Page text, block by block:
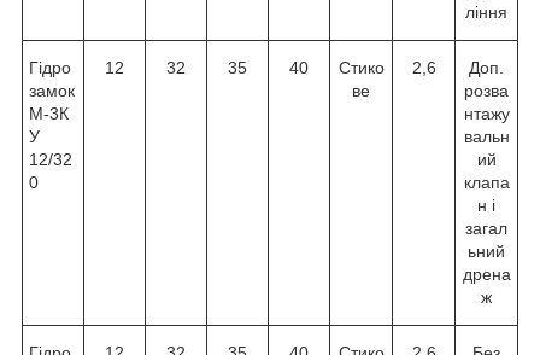
ління
Гідро
замок
М-3К
У
12/32
0
12 32 35 40
Стико
ве
2,6
Доп.
розва
нтажу
вальн
ий
клапа
н і
загал
ьний
дрена
ж